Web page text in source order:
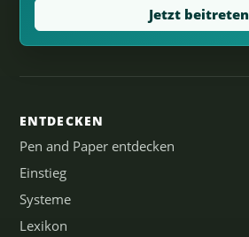
Jetzt beitreten
ENTDECKEN
Pen and Paper entdecken
Einstieg
Systeme
Lexikon